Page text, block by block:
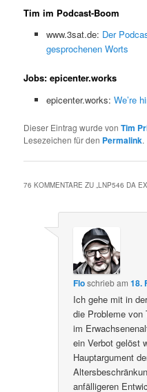
Tim im Podcast-Boom
www.3sat.de: Der
gesprochenen Worts
Jobs: epicenter.works
epicenter.works: We’re
Dieser Eintrag wurde vonTim
Lesezeichen für den Permalink.
76 KOMMENTARE ZU „LNP546 DA
Floschriebam18.
Ich gehe mit in
die Probleme von
im
ein Verbot gelöst
Hauptargument
anfälligeren